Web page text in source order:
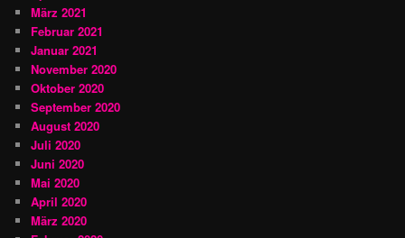
März 2021
Februar 2021
Januar 2021
November 2020
Oktober 2020
September 2020
August 2020
Juli 2020
Juni 2020
Mai 2020
April 2020
März 2020